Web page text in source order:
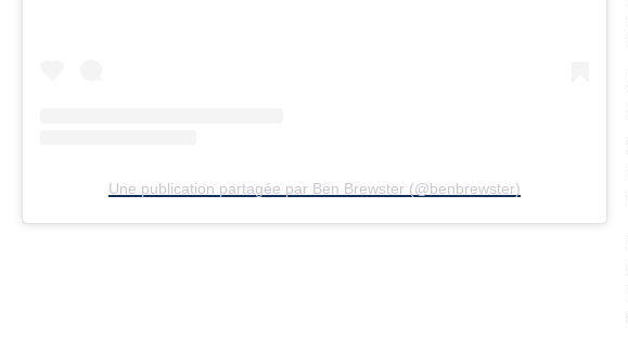
Une publication partagée par Ben Brewster (@benbrewster)